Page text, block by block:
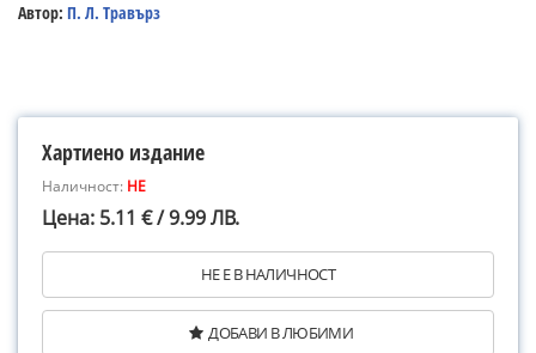
Автор: П. Л. Травърз
Хартиено издание
Наличност: НЕ
Цена: 5.11 € / 9.99 ЛВ.
НЕ Е В НАЛИЧНОСТ
ДОБАВИ В ЛЮБИМИ